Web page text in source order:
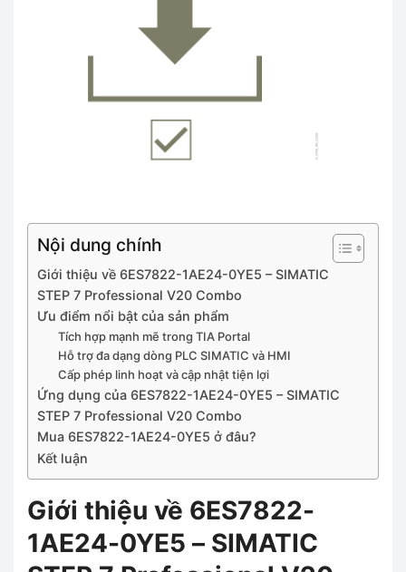
Nội dung chính
Giới thiệu về 6ES7822-1AE24-0YE5 – SIMATIC
STEP 7 Professional V20 Combo
Ưu điểm nổi bật của sản phẩm
Tích hợp mạnh mẽ trong TIA Portal
Hỗ trợ đa dạng dòng PLC SIMATIC và HMI
Cấp phép linh hoạt và cập nhật tiện lợi
Ứng dụng của 6ES7822-1AE24-0YE5 – SIMATIC
STEP 7 Professional V20 Combo
Mua 6ES7822-1AE24-0YE5 ở đâu?
Kết luận
Giới thiệu về 6ES7822-
1AE24-0YE5 – SIMATIC